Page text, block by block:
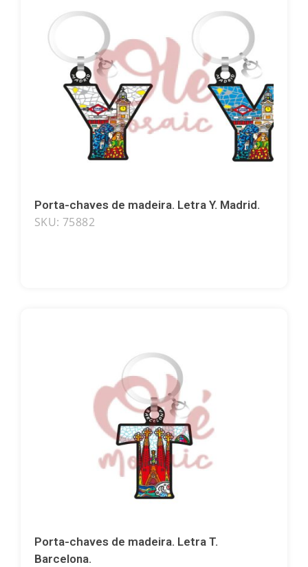
Porta-chaves de madeira. Letra Y. Madrid.
SKU: 75882
Porta-chaves de madeira. Letra T.
Barcelona.